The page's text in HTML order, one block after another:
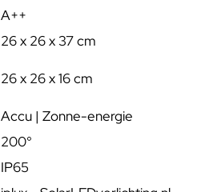
A++
26 x 26 x 37 cm
26 x 26 x 16 cm
Accu | Zonne-energie
200°
IP65